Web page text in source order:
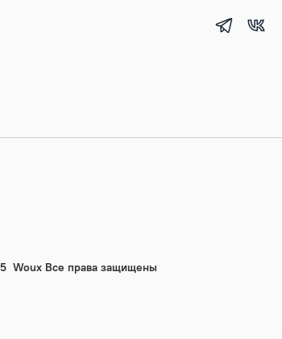
WouxВсе права защищены